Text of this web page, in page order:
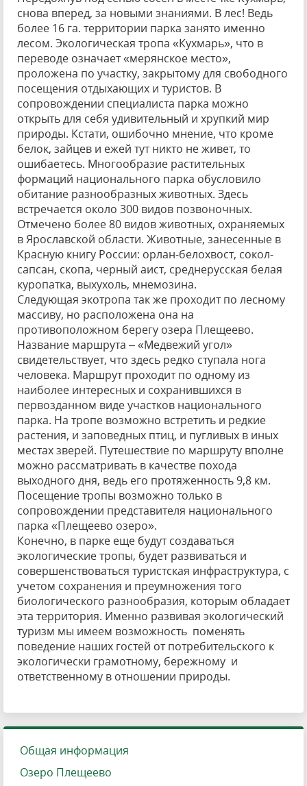
снова вперед, за новыми знаниями. В лес! Ведь
более 16 га. территории парка занято именно
лесом. Экологическая тропа «Кухмарь», что в
переводе означает «мерянское место»,
проложена по участку, закрытому для свободного
посещения отдыхающих и туристов. В
сопровождении специалиста парка можно
открыть для себя удивительный и хрупкий мир
природы. Кстати, ошибочно мнение, что кроме
белок, зайцев и ежей тут никто не живет, то
ошибаетесь. Многообразие растительных
формаций национального парка обусловило
обитание разнообразных животных. Здесь
встречается около 300 видов позвоночных.
Отмечено более 80 видов животных, охраняемых
в Ярославской области. Животные, занесенные в
Красную книгу России: орлан-белохвост, сокол-
сапсан, скопа, черный аист, среднерусская белая
куропатка, выхухоль, мнемозина.
Следующая экотропа так же проходит по лесному
массиву, но расположена она на
противоположном берегу озера Плещеево.
Название маршрута – «Медвежий угол»
свидетельствует, что здесь редко ступала нога
человека. Маршрут проходит по одному из
наиболее интересных и сохранившихся в
первозданном виде участков национального
парка. На тропе возможно встретить и редкие
растения, и заповедных птиц, и пугливых в иных
местах зверей. Путешествие по маршруту вполне
можно рассматривать в качестве похода
выходного дня, ведь его протяженность 9,8 км.
Посещение тропы возможно только в
сопровождении представителя национального
парка «Плещеево озеро».
Конечно, в парке еще будут создаваться
экологические тропы, будет развиваться и
совершенствоваться туристская инфраструктура, с
учетом сохранения и преумножения того
биологического разнообразия, которым обладает
эта территория. Именно развивая экологический
туризм мы имеем возможность поменять
поведение наших гостей от потребительского к
экологически грамотному, бережному и
ответственному в отношении природы.
Общая информация
Озеро Плещеево